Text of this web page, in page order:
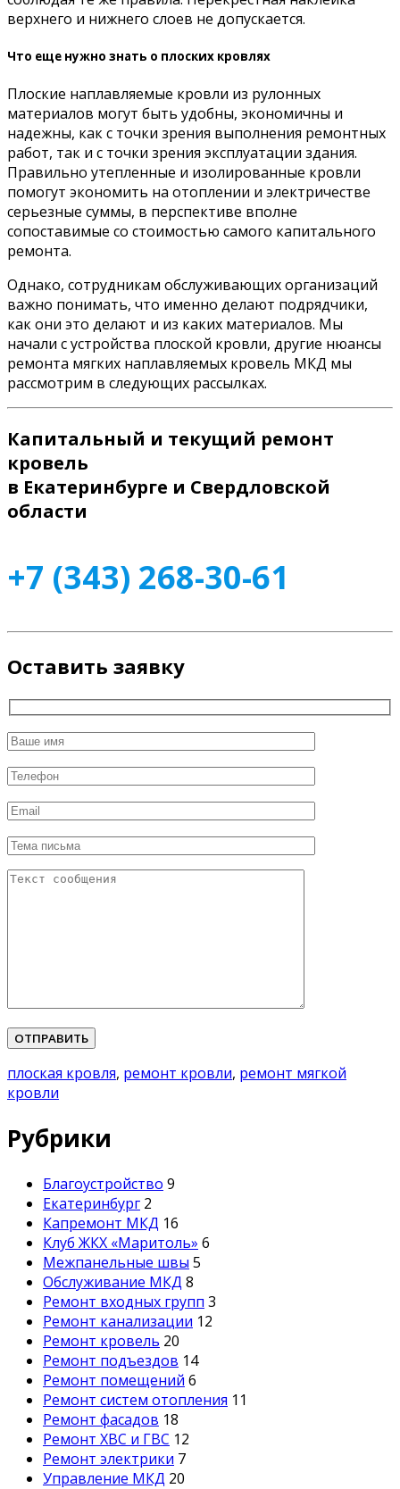
верхнего и нижнего слоев не допускается.
Что еще нужно знать о плоских кровлях
Плоские наплавляемые кровли из рулонных
материалов могут быть удобны, экономичны и
надежны, как с точки зрения выполнения ремонтных
работ, так и с точки зрения эксплуатации здания.
Правильно утепленные и изолированные кровли
помогут экономить на отоплении и электричестве
серьезные суммы, в перспективе вполне
сопоставимые со стоимостью самого капитального
ремонта.
Однако, сотрудникам обслуживающих организаций
важно понимать, что именно делают подрядчики,
как они это делают и из каких материалов. Мы
начали с устройства плоской кровли, другие нюансы
ремонта мягких наплавляемых кровель МКД мы
рассмотрим в следующих рассылках.
Капитальный и текущий ремонт
кровель
в Екатеринбурге и Свердловской
области
+7 (343) 268-30-61
Оставить заявку
Please leave this field empty.
плоская кровля, ремонт кровли, ремонт мягкой
кровли
Рубрики
Благоустройство 9
Екатеринбург 2
Капремонт МКД 16
Клуб ЖКХ «Маритоль» 6
Межпанельные швы 5
Обслуживание МКД 8
Ремонт входных групп 3
Ремонт канализации 12
Ремонт кровель 20
Ремонт подъездов 14
Ремонт помещений 6
Ремонт систем отопления 11
Ремонт фасадов 18
Ремонт ХВС и ГВС 12
Ремонт электрики 7
Управление МКД 20